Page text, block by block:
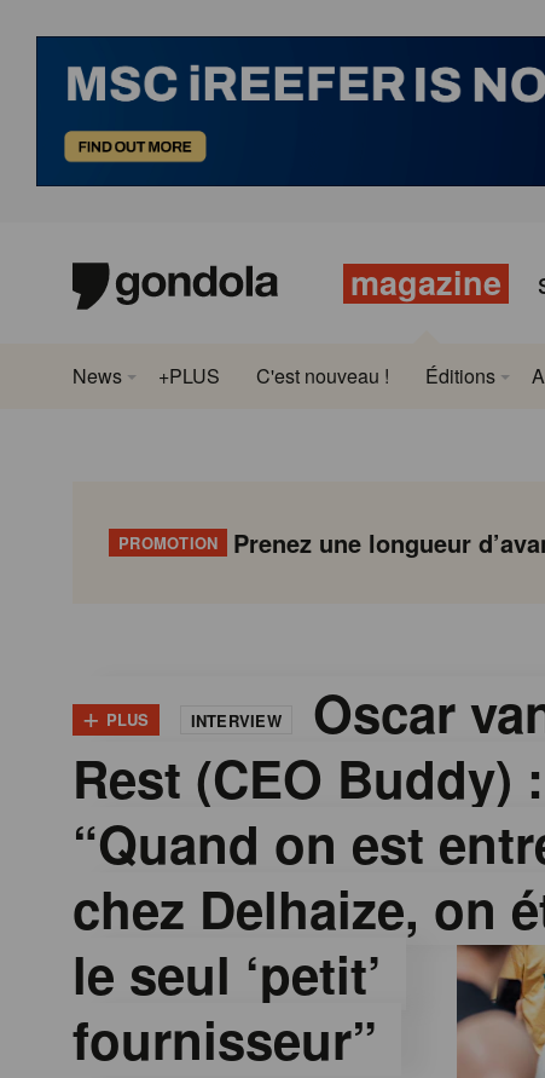
magazine
News +PLUS C'est nouveau ! Éditions
PROMOTION Prenez une longueur
+ PLUS INTERVIEW
Oscar
Rest (CEO Buddy) :
“Quand on est
chez Delhaize, on
le seul ‘petit’
fournisseur”